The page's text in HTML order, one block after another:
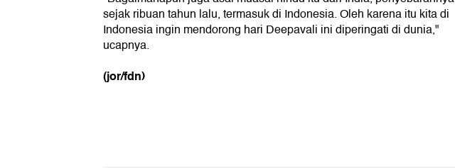
sejak ribuan tahun lalu, termasuk di Indonesia. Oleh karena itu kita di
Indonesia ingin mendorong hari Deepavali ini diperingati di dunia,"
ucapnya.
(jor/fdn)